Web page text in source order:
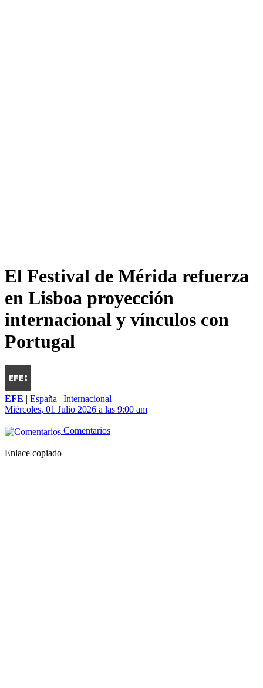
El Festival de Mérida refuerza
en Lisboa proyección
internacional y vínculos con
Portugal
EFE | España | Internacional
Miércoles, 01 Julio 2026 a las 9:00 am
Comentarios
Enlace copiado